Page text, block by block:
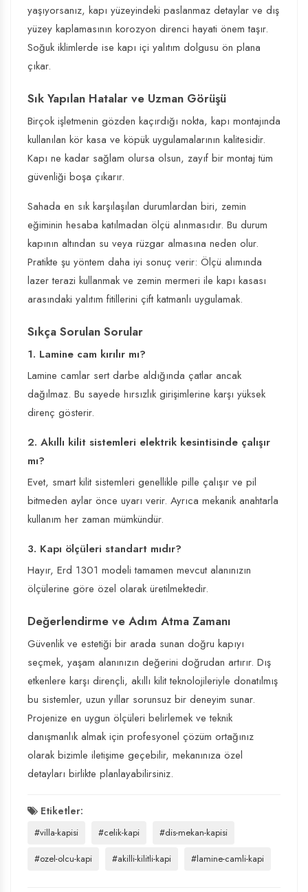
yaşıyorsanız, kapı yüzeyindeki paslanmaz detaylar ve dış
yüzey kaplamasının korozyon direnci hayati önem taşır.
Soğuk iklimlerde ise kapı içi yalıtım dolgusu ön plana
çıkar.
Sık Yapılan Hatalar ve Uzman Görüşü
Birçok işletmenin gözden kaçırdığı nokta, kapı montajında
kullanılan kör kasa ve köpük uygulamalarının kalitesidir.
Kapı ne kadar sağlam olursa olsun, zayıf bir montaj tüm
güvenliği boşa çıkarır.
Sahada en sık karşılaşılan durumlardan biri, zemin
eğiminin hesaba katılmadan ölçü alınmasıdır. Bu durum
kapının altından su veya rüzgar almasına neden olur.
Pratikte şu yöntem daha iyi sonuç verir: Ölçü alımında
lazer terazi kullanmak ve zemin mermeri ile kapı kasası
arasındaki yalıtım fitillerini çift katmanlı uygulamak.
Sıkça Sorulan Sorular
1. Lamine cam kırılır mı?
Lamine camlar sert darbe aldığında çatlar ancak
dağılmaz. Bu sayede hırsızlık girişimlerine karşı yüksek
direnç gösterir.
2. Akıllı kilit sistemleri elektrik kesintisinde çalışır
mı?
Evet, smart kilit sistemleri genellikle pille çalışır ve pil
bitmeden aylar önce uyarı verir. Ayrıca mekanik anahtarla
kullanım her zaman mümkündür.
3. Kapı ölçüleri standart mıdır?
Hayır, Erd 1301 modeli tamamen mevcut alanınızın
ölçülerine göre özel olarak üretilmektedir.
Değerlendirme ve Adım Atma Zamanı
Güvenlik ve estetiği bir arada sunan doğru kapıyı
seçmek, yaşam alanınızın değerini doğrudan artırır. Dış
etkenlere karşı dirençli, akıllı kilit teknolojileriyle donatılmış
bu sistemler, uzun yıllar sorunsuz bir deneyim sunar.
Projenize en uygun ölçüleri belirlemek ve teknik
danışmanlık almak için profesyonel çözüm ortağınız
olarak bizimle iletişime geçebilir, mekanınıza özel
detayları birlikte planlayabilirsiniz.
Etiketler:
#villa-kapisi #celik-kapi
#dis-mekan-kapisi
#ozel-olcu-kapi
#akilli-kilitli-kapi #lamine-camli-kapi